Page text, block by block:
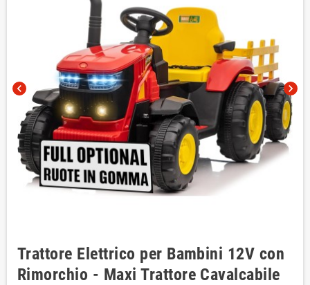
chevron_left chevron_right
Trattore Elettrico per Bambini 12V con
Rimorchio - Maxi Trattore Cavalcabile